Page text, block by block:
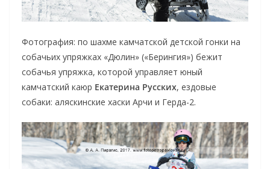
Фотография: по шахме камчатской детской гонки на
собачьих упряжках «Дюлин» («Берингия») бежит
собачья упряжка, которой управляет юный
камчатский каюр Екатерина Русских, ездовые
собаки: аляскинские хаски Арчи и Герда-2.